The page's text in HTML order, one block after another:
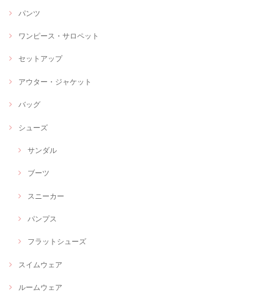
パンツ
ワンピース・サロペット
セットアップ
アウター・ジャケット
バッグ
シューズ
サンダル
ブーツ
スニーカー
パンプス
フラットシューズ
スイムウェア
ルームウェア